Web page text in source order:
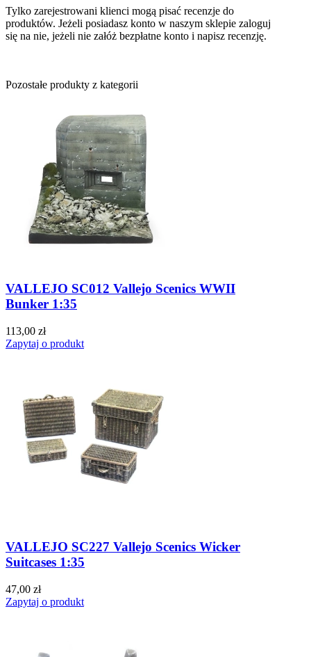
Tylko zarejestrowani klienci mogą pisać recenzje do
produktów. Jeżeli posiadasz konto w naszym sklepie zaloguj
się na nie, jeżeli nie załóż bezpłatne konto i napisz recenzję.
Pozostałe produkty z kategorii
VALLEJO SC012 Vallejo Scenics WWII
Bunker 1:35
113,00 zł
Zapytaj o produkt
VALLEJO SC227 Vallejo Scenics Wicker
Suitcases 1:35
47,00 zł
Zapytaj o produkt